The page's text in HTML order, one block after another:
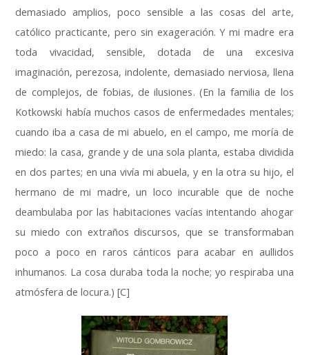
demasiado amplios, poco sensible a las cosas del arte,
católico practicante, pero sin exageración. Y mi madre era
toda vivacidad, sensible, dotada de una excesiva
imaginación, perezosa, indolente, demasiado nerviosa, llena
de complejos, de fobias, de ilusiones. (En la familia de los
Kotkowski había muchos casos de enfermedades mentales;
cuando iba a casa de mi abuelo, en el campo, me moría de
miedo: la casa, grande y de una sola planta, estaba dividida
en dos partes; en una vivía mi abuela, y en la otra su hijo, el
hermano de mi madre, un loco incurable que de noche
deambulaba por las habitaciones vacías intentando ahogar
su miedo con extraños discursos, que se transformaban
poco a poco en raros cánticos para acabar en aullidos
inhumanos. La cosa duraba toda la noche; yo respiraba una
atmósfera de locura.) [C]